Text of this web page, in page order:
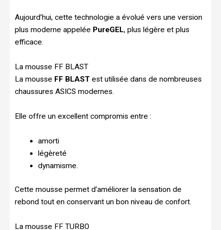
Aujourd’hui, cette technologie a évolué vers une version
plus moderne appelée PureGEL, plus légère et plus
efficace.
La mousse FF BLAST
La mousse FF BLAST est utilisée dans de nombreuses
chaussures ASICS modernes.
Elle offre un excellent compromis entre :
amorti
légèreté
dynamisme.
Cette mousse permet d’améliorer la sensation de
rebond tout en conservant un bon niveau de confort.
La mousse FF TURBO